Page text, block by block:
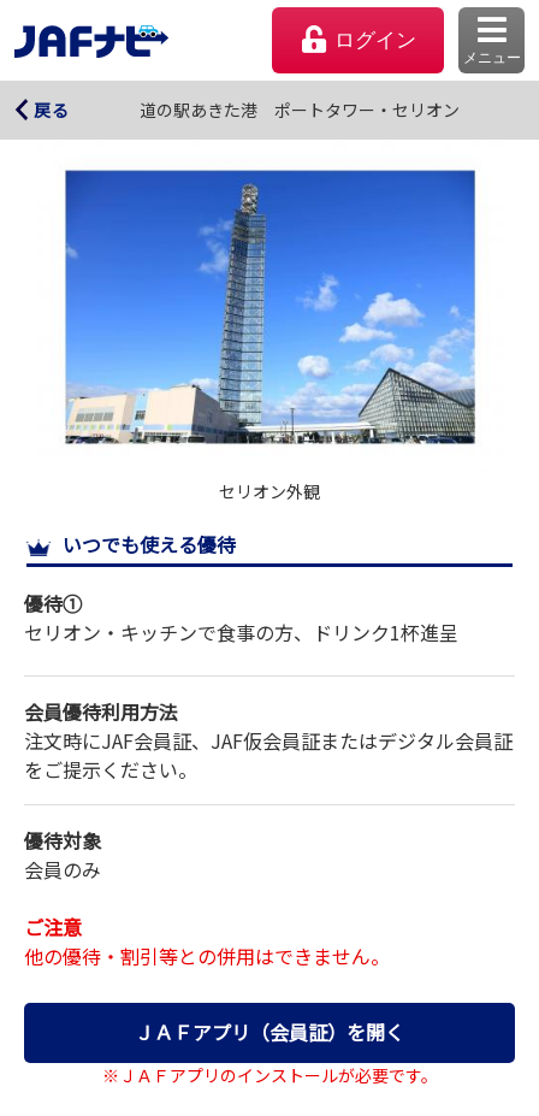
ログイン
メニュー
マイページ
サイトマップ
戻る 道の駅あきた港 ポートタワー・セリオン
道の駅あきた港 ポートタワー・セリオン
セリオン外観
いつでも使える優待
優待①
セリオン・キッチンで食事の方、ドリンク1杯進呈
会員優待利用方法
注文時にJAF会員証、JAF仮会員証またはデジタル会員証
をご提示ください。
優待対象
会員のみ
ご注意
他の優待・割引等との併用はできません。
ＪＡＦアプリ（会員証）を開く
※ＪＡＦアプリのインストールが必要です。